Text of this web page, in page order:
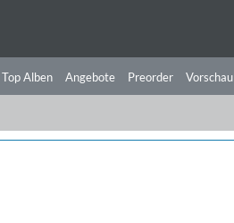
Top Alben Angebote Preorder Vorschau